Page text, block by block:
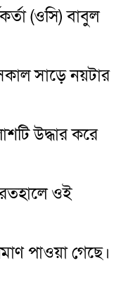
(ওসি) বাবুল
সাড়ে নয়টার
উদ্ধার করে
ওই
পাওয়া গেছে।